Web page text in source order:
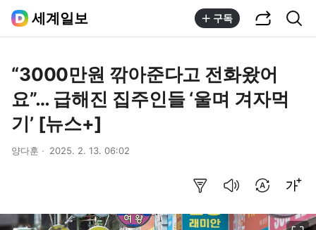
세계일보 구독
“3000만원 깎아준다고 전화왔어
요”… 급해진 집주인들 ‘울며 겨자먹
기’ [뉴스+]
양다훈 2025. 2. 13. 06:02